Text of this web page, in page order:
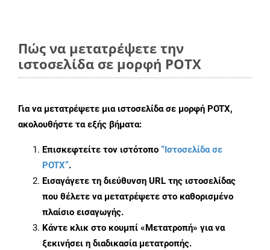
Πώς να μετατρέψετε την
ιστοσελίδα σε μορφή POTX
Για να μετατρέψετε μια ιστοσελίδα σε μορφή POTX,
ακολουθήστε τα εξής βήματα:
Επισκεφτείτε τον ιστότοπο “Ιστοσελίδα σε
POTX”.
Εισαγάγετε τη διεύθυνση URL της ιστοσελίδας
που θέλετε να μετατρέψετε στο καθορισμένο
πλαίσιο εισαγωγής.
Κάντε κλικ στο κουμπί «Μετατροπή» για να
ξεκινήσει η διαδικασία μετατροπής.